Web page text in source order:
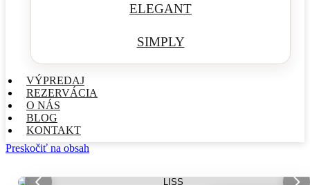
ELEGANT
SIMPLY
VÝPREDAJ
REZERVÁCIA
O NÁS
BLOG
KONTAKT
Preskočiť na obsah